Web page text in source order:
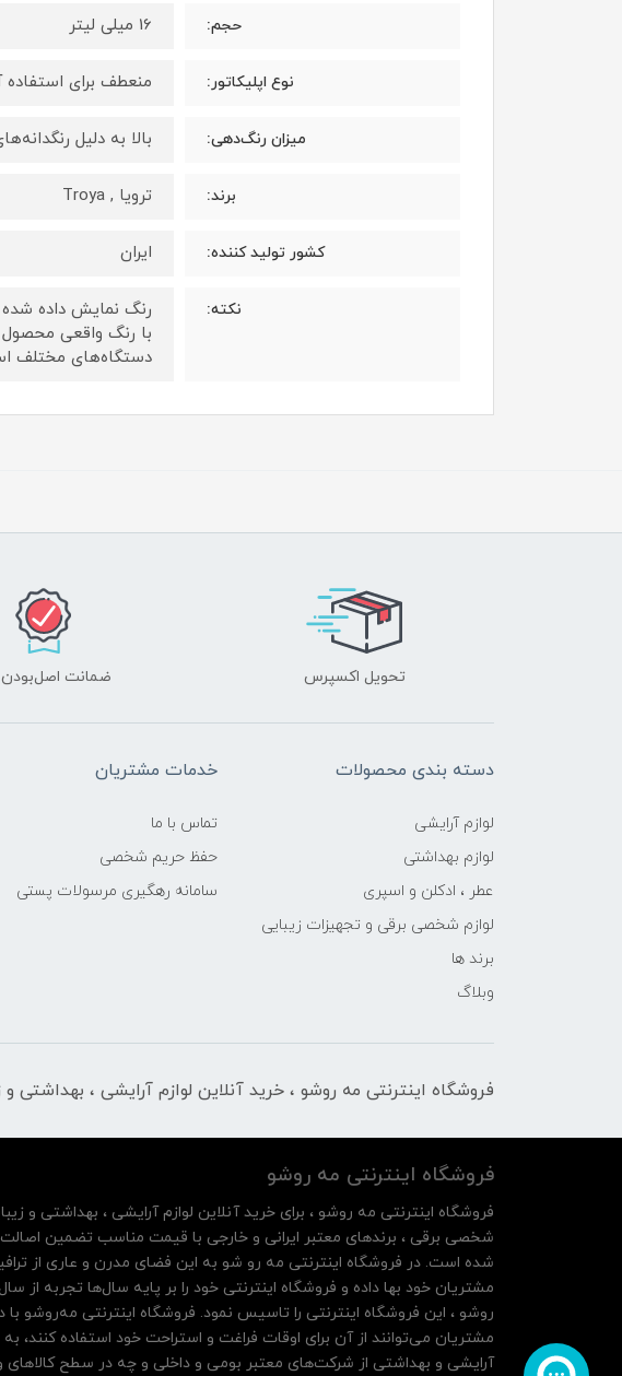
حجم: 16 میلی لیتر
نوع اپلیکاتور: منعطف برای
میزان رنگ‌دهی: بالا به دلیل
برند: ترویا , Troya
کشور تولید کننده: ایران
نکته:
رنگ نمایش داده‌ شده
با رنگ واقعی
دستگاه‌های مختلف
تحویل اکسپرس ضمانت اصل‌بودن
دسته بندی محصولات
لوازم آرایشی
لوازم بهداشتی
عطر ، ادکلن و اسپری
لوازم شخصی برقی و تجهیزات زیبایی
برند ها
وبلاگ
خدمات مشتریان
تماس با ما
حفظ حریم شخصی
سامانه رهگیری مرسولات پستی
فروشگاه اینترنتی مه‌ رو‌شو ، خرید آنلاین لوازم آرایشی ، بهداشتی
فروشگاه اینترنتی مه‌ رو‌شو
فروشگاه اینترنتی مه‌ رو‌شو ، برای خرید آنلاین لوازم آرایشی ، بهداشتی و
شخصی برقی ، برندهای معتبر ایرانی و خارجی با قیمت مناسب تضمین اصالت
شده است. در فروشگاه اینترنتی مه رو شو به این فضای مدرن و عاری از
روشو ، این فروشگاه اینترنتی را تاسیس نمود. فروشگاه اینترنتی مه‌رو‌شو
مشتریان می‌توانند از آن‌ برای اوقات فراغت و استراحت خود استفاده کنند،
آرایشی و بهداشتی از شرکت‌های معتبر بومی و داخلی و چه در سطح کالاهای